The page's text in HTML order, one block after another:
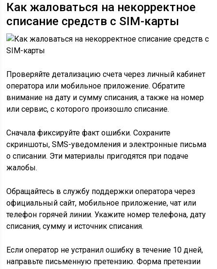
Как жаловаться на некорректное
списание средств с SIM-карты
Проверяйте детализацию счета через личный кабинет
оператора или мобильное приложение. Обратите
внимание на дату и сумму списания, а также на номер
или сервис, с которого произошло списание.
Сначала фиксируйте факт ошибки. Сохраните
скриншоты, SMS-уведомления и электронные письма
о списании. Эти материалы пригодятся при подаче
жалобы.
Обращайтесь в службу поддержки оператора через
официальный сайт, мобильное приложение, чат или
телефон горячей линии. Укажите номер телефона, дату
списания, сумму и источник списания.
Если оператор не устранил ошибку в течение 10 дней,
направьте письменную претензию. Форма претензии